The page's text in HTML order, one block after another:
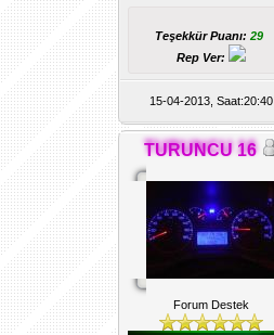
Teşekkür Puanı:29
Rep Ver:
15-04-2013, Saat:20:40
TURUNCU 16
Forum Destek